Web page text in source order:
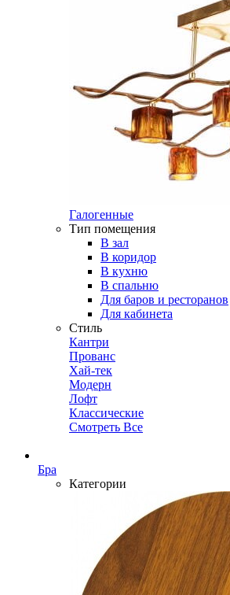
Галогенные
Тип помещения
В зал
В коридор
В кухню
В спальню
Для баров и ресторанов
Для кабинета
Стиль
Кантри
Прованс
Хай-тек
Модерн
Лофт
Классические
Смотреть Все
Бра
Категории